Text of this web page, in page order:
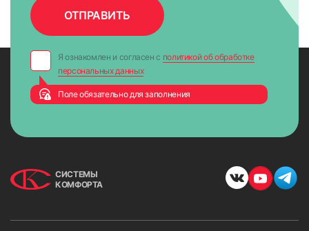
Я ознакомлен и согласен с политикой об обработке
персональных данных
Поле обязательно для заполнения
СИСТЕМЫ
КОМФОРТА